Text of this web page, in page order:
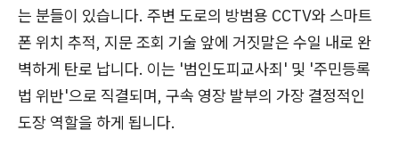
는 분들이 있습니다. 주변 도로의 방범용 CCTV와 스마트
폰 위치 추적, 지문 조회 기술 앞에 거짓말은 수일 내로 완
벽하게 탄로 납니다. 이는 '범인도피교사죄' 및 '주민등록
법 위반'으로 직결되며, 구속 영장 발부의 가장 결정적인
도장 역할을 하게 됩니다.